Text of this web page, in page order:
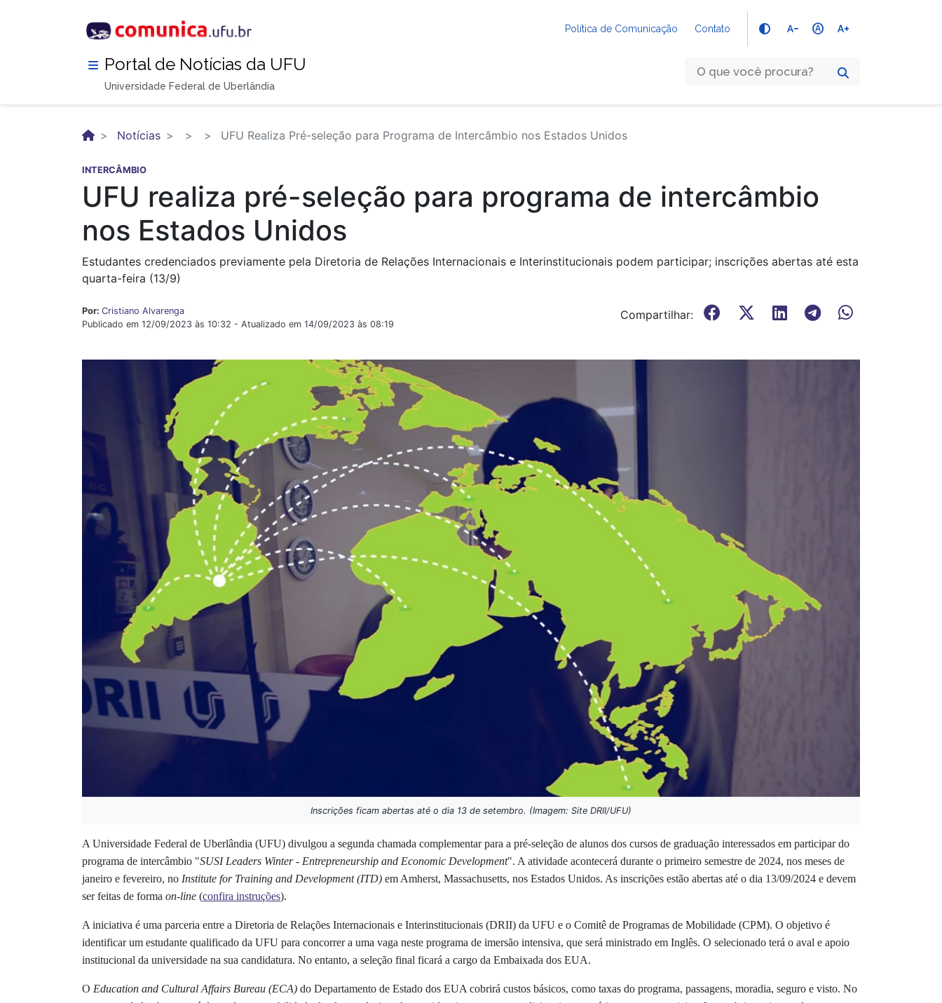
Política de Comunicação Contato text_decrease hdr_auto text_increase
Portal de Notícias da UFU
Universidade Federal de Uberlândia
Notícias UFU Realiza Pré-seleção para Programa de Intercâmbio nos Estados Unidos
INTERCÂMBIO
UFU realiza pré-seleção para programa de intercâmbio
nos Estados Unidos
Estudantes credenciados previamente pela Diretoria de Relações Internacionais e Interinstitucionais podem participar; inscrições abertas até esta
quarta-feira (13/9)
Por: Cristiano Alvarenga
Publicado em 12/09/2023 às 10:32 - Atualizado em 14/09/2023 às 08:19
Compartilhar:
Inscrições ficam abertas até o dia 13 de setembro. (Imagem: Site DRII/UFU)
A Universidade Federal de Uberlândia (UFU) divulgou a segunda chamada complementar para a pré-seleção de alunos dos cursos de graduação interessados em participar do
programa de intercâmbio "SUSI Leaders Winter - Entrepreneurship and Economic Development". A atividade acontecerá durante o primeiro semestre de 2024, nos meses de
janeiro e fevereiro, no Institute for Training and Development (ITD) em Amherst, Massachusetts, nos Estados Unidos. As inscrições estão abertas até o dia 13/09/2024 e devem
ser feitas de forma on-line (confira instruções).
A iniciativa é uma parceria entre a Diretoria de Relações Internacionais e Interinstitucionais (DRII) da UFU e o Comitê de Programas de Mobilidade (CPM). O objetivo é
identificar um estudante qualificado da UFU para concorrer a uma vaga neste programa de imersão intensiva, que será ministrado em Inglês. O selecionado terá o aval e apoio
institucional da universidade na sua candidatura. No entanto, a seleção final ficará a cargo da Embaixada dos EUA.
O Education and Cultural Affairs Bureau (ECA) do Departamento de Estado dos EUA cobrirá custos básicos, como taxas do programa, passagens, moradia, seguro e visto. No